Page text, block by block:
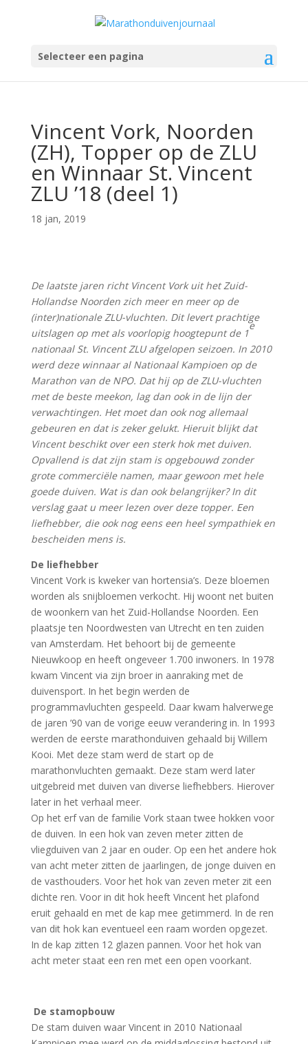
Selecteer een pagina
Vincent Vork, Noorden
(ZH), Topper op de ZLU
en Winnaar St. Vincent
ZLU ’18 (deel 1)
18 jan, 2019
De laatste jaren richt Vincent Vork uit het Zuid-
Hollandse Noorden zich meer en meer op de
(inter)nationale ZLU-vluchten. Dit levert prachtige
uitslagen op met als voorlopig hoogtepunt de 1
e
nationaal St. Vincent ZLU afgelopen seizoen. In 2010
werd deze winnaar al Nationaal Kampioen op de
Marathon van de NPO. Dat hij op de ZLU-vluchten
met de beste meekon, lag dan ook in de lijn der
verwachtingen. Het moet dan ook nog allemaal
gebeuren en dat is zeker gelukt. Hieruit blijkt dat
Vincent beschikt over een sterk hok met duiven.
Opvallend is dat zijn stam is opgebouwd zonder
grote commerciële namen, maar gewoon met hele
goede duiven. Wat is dan ook belangrijker? In dit
verslag gaat u meer lezen over deze topper. Een
liefhebber, die ook nog eens een heel sympathiek en
bescheiden mens is.
De liefhebber
Vincent Vork is kweker van hortensia’s. Deze bloemen
worden als snijbloemen verkocht. Hij woont net buiten
de woonkern van het Zuid-Hollandse Noorden. Een
plaatsje ten Noordwesten van Utrecht en ten zuiden
van Amsterdam. Het behoort bij de gemeente
Nieuwkoop en heeft ongeveer 1.700 inwoners. In 1978
kwam Vincent via zijn broer in aanraking met de
duivensport. In het begin werden de
programmavluchten gespeeld. Daar kwam halverwege
de jaren ’90 van de vorige eeuw verandering in. In 1993
werden de eerste marathonduiven gehaald bij Willem
Kooi. Met deze stam werd de start op de
marathonvluchten gemaakt. Deze stam werd later
uitgebreid met duiven van diverse liefhebbers. Hierover
later in het verhaal meer.
Op het erf van de familie Vork staan twee hokken voor
de duiven. In een hok van zeven meter zitten de
vliegduiven van 2 jaar en ouder. Op een het andere hok
van acht meter zitten de jaarlingen, de jonge duiven en
de vasthouders. Voor het hok van zeven meter zit een
dichte ren. Voor in dit hok heeft Vincent het plafond
eruit gehaald en met de kap mee getimmerd. In de ren
van dit hok kan eventueel een raam worden opgezet.
In de kap zitten 12 glazen pannen. Voor het hok van
acht meter staat een ren met een open voorkant.
De stamopbouw
De stam duiven waar Vincent in 2010 Nationaal